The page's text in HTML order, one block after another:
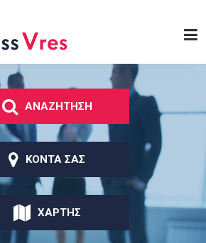
κυρίως περιεχόμενο
ΑΝΑΖΗΤΗΣΗ
ΚΟΝΤΑ ΣΑΣ
ΧΑΡΤΗΣ